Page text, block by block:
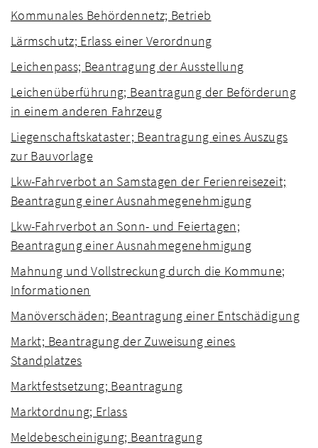
Kommunales Behördennetz; Betrieb
Lärmschutz; Erlass einer Verordnung
Leichenpass; Beantragung der Ausstellung
Leichenüberführung; Beantragung der Beförderung
in einem anderen Fahrzeug
Liegenschaftskataster; Beantragung eines Auszugs
zur Bauvorlage
Lkw-Fahrverbot an Samstagen der Ferienreisezeit;
Beantragung einer Ausnahmegenehmigung
Lkw-Fahrverbot an Sonn- und Feiertagen;
Beantragung einer Ausnahmegenehmigung
Mahnung und Vollstreckung durch die Kommune;
Informationen
Manöverschäden; Beantragung einer Entschädigung
Markt; Beantragung der Zuweisung eines
Standplatzes
Marktfestsetzung; Beantragung
Marktordnung; Erlass
Meldebescheinigung; Beantragung